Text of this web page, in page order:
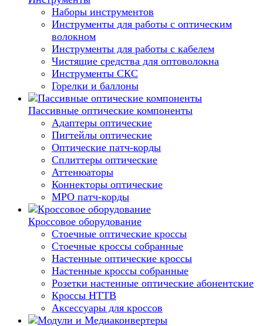
Наборы инструментов
Инструменты для работы с оптическим
волокном
Инструменты для работы с кабелем
Чистящие средства для оптоволокна
Инструменты СКС
Горелки и баллоны
Пассивные оптические компоненты
Адаптеры оптические
Пигтейлы оптические
Оптические патч-корды
Сплиттеры оптические
Аттенюаторы
Коннекторы оптические
MPO патч-корды
Кроссовое оборудование
Стоечные оптические кроссы
Стоечные кроссы собранные
Настенные оптические кроссы
Настенные кроссы собранные
Розетки настенные оптические абонентские
Кроссы HTTB
Аксессуары для кроссов